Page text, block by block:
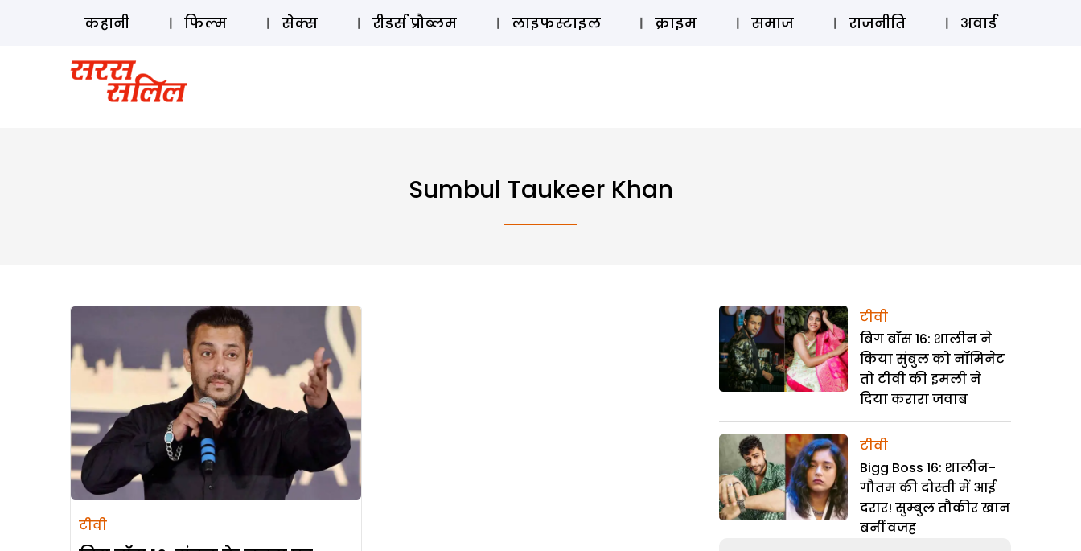
ऑडियो स्टोरी लॉग इन ⚲ SUBSCRIBE
कहानी फिल्म सेक्स रीडर्स प्रौब्लम लाइफस्टाइल क्राइम समाज राजनीति अवार्ड
Sumbul Taukeer Khan
टीवी
टीवी
बिग बॉस 16: शालीन ने
किया सुंबुल को नॉमिनेट
तो टीवी की इमली ने
दिया करारा जवाब
टीवी
Bigg Boss 16: शालीन-
गौतम की दोस्ती में आई
दरार! सुम्बुल तौकीर खान
बनीं वजह